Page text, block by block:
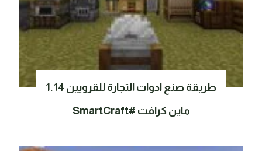
طريقة صنع ادوات التجارة للقرويين 1.14
ماين كرافت #SmartCraft